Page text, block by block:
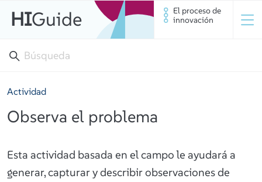
HIGuide
El proceso de
innovación
Actividad
Observa el problema
Esta actividad basada en el campo le ayudará a
generar, capturar y describir observaciones de